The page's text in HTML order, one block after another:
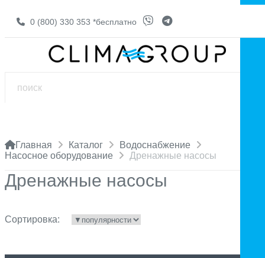
0 (800) 330 353 *бесплатно
Главная Каталог
Водоснабжение
Насосное оборудование
Дренажные насосы
Дренажные насосы
Сортировка: